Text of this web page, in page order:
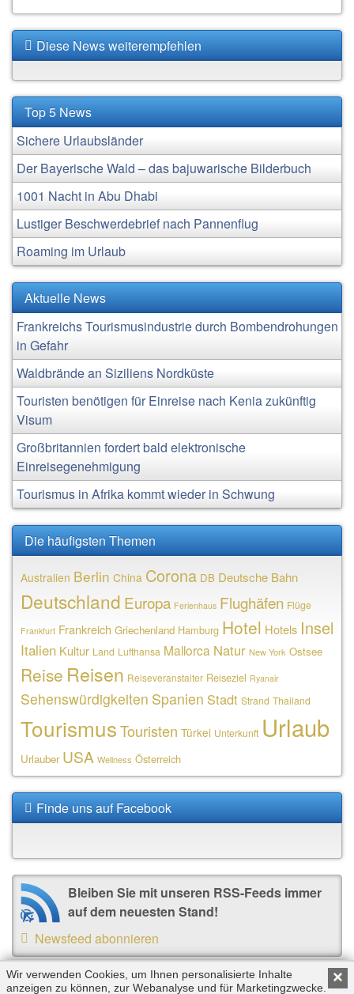
Diese News weiterempfehlen
Top 5 News
Sichere Urlaubsländer
Der Bayerische Wald – das bajuwarische Bilderbuch
1001 Nacht in Abu Dhabi
Lustiger Beschwerdebrief nach Pannenflug
Roaming im Urlaub
Aktuelle News
Frankreichs Tourismusindustrie durch Bombendrohungen
in Gefahr
Waldbrände an Siziliens Nordküste
Touristen benötigen für Einreise nach Kenia zukünftig
Visum
Großbritannien fordert bald elektronische
Einreisegenehmigung
Tourismus in Afrika kommt wieder in Schwung
Die häufigsten Themen
Australien Berlin China Corona DB Deutsche Bahn
Deutschland Europa Ferienhaus Flughäfen Flüge
Frankfurt Frankreich Griechenland Hamburg Hotel Hotels Insel
Italien Kultur Land Lufthansa Mallorca Natur New York Ostsee
Reise Reisen Reiseveranstalter Reiseziel Ryanair
Sehenswürdigkeiten Spanien Stadt Strand Thailand
TourismusTouristen Türkei Unterkunft Urlaub
Urlauber USA Wellness Österreich
Finde uns auf Facebook
Bleiben Sie mit unseren RSS-Feeds immer
auf dem neuesten Stand!
Newsfeed abonnieren
×
Wir verwenden Cookies, um Ihnen personalisierte Inhalte
anzeigen zu können, zur Webanalyse und für Marketingzwecke.